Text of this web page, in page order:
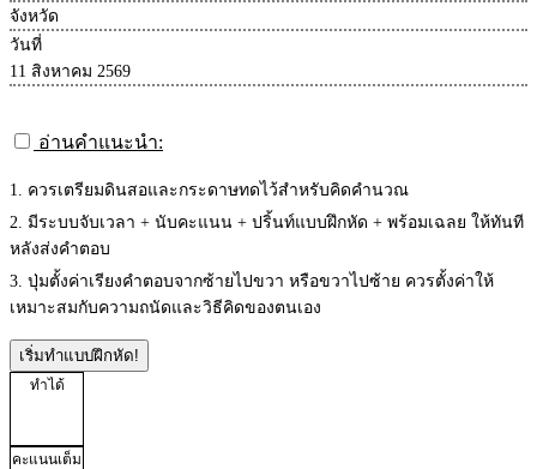
จังหวัด
วันที่
11 สิงหาคม 2569
อ่านคำแนะนำ:
1. ควรเตรียมดินสอและกระดาษทดไว้สำหรับคิดคำนวณ
2. มีระบบจับเวลา + นับคะแนน + ปริ้นท์แบบฝึกหัด + พร้อมเฉลย ให้ทันที
หลังส่งคำตอบ
3. ปุ่มตั้งค่าเรียงคำตอบจากซ้ายไปขวา หรือขวาไปซ้าย ควรตั้งค่าให้
เหมาะสมกับความถนัดและวิธีคิดของตนเอง
เริ่มทำแบบฝึกหัด!
ทำได้
คะแนนเต็ม